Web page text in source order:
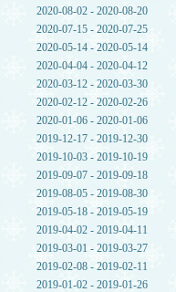
2020-08-02 - 2020-08-20
2020-07-15 - 2020-07-25
2020-05-14 - 2020-05-14
2020-04-04 - 2020-04-12
2020-03-12 - 2020-03-30
2020-02-12 - 2020-02-26
2020-01-06 - 2020-01-06
2019-12-17 - 2019-12-30
2019-10-03 - 2019-10-19
2019-09-07 - 2019-09-18
2019-08-05 - 2019-08-30
2019-05-18 - 2019-05-19
2019-04-02 - 2019-04-11
2019-03-01 - 2019-03-27
2019-02-08 - 2019-02-11
2019-01-02 - 2019-01-26